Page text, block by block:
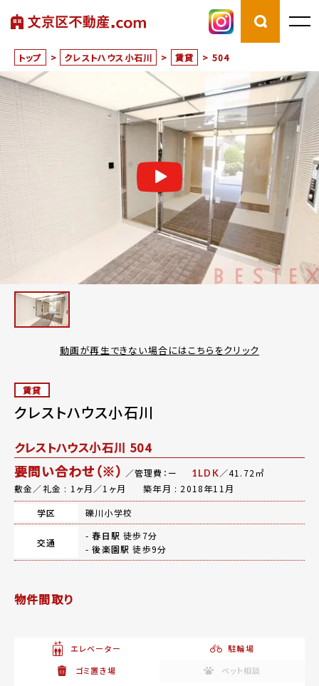
トップ > クレストハウス小石川 > 賃貸 > 504
動画が再生できない場合にはこちらをクリック
賃貸
クレストハウス小石川
クレストハウス小石川 504
要問い合わせ（※） ／管理費：ー 1LDK／41.72㎡
敷金／礼金 : 1ヶ月／1ヶ月
築年月 : 2018年11月
学区
礫川小学校
交通
- 春日駅 徒歩7分
-後楽園駅 徒歩9分
物件間取り
エレベーター
駐輪場
ゴミ置き場
ペット相談